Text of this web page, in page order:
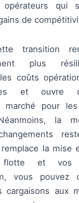
qui
de
transition
plus
coûts
et ouvre
marché pour les
la
la mise
flotte et vos
vous pouvez
cargaisons aux